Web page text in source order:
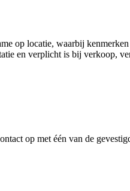
op locatie, waarbij
en verplicht is bij verkoop,
op met één van de